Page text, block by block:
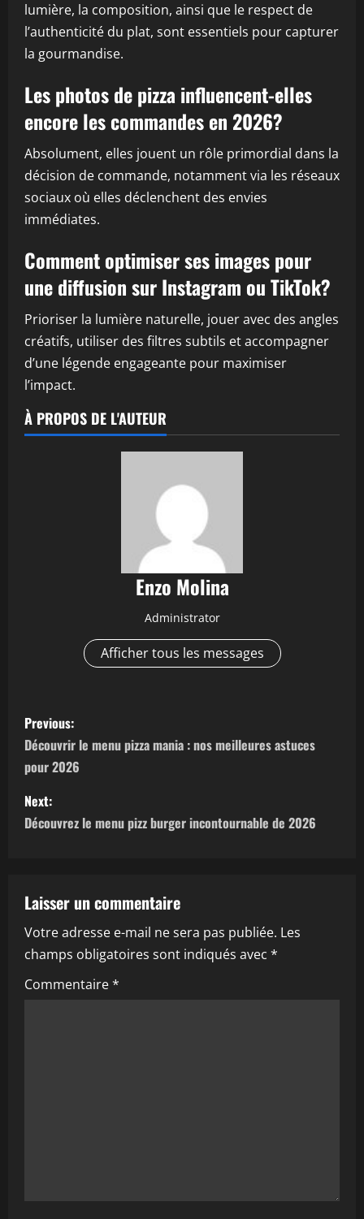
lumière, la composition, ainsi que le respect de
l’authenticité du plat, sont essentiels pour capturer
la gourmandise.
Les photos de pizza influencent-elles
encore les commandes en 2026?
Absolument, elles jouent un rôle primordial dans la
décision de commande, notamment via les réseaux
sociaux où elles déclenchent des envies
immédiates.
Comment optimiser ses images pour
une diffusion sur Instagram ou TikTok?
Prioriser la lumière naturelle, jouer avec des angles
créatifs, utiliser des filtres subtils et accompagner
d’une légende engageante pour maximiser
l’impact.
À PROPOS DE L'AUTEUR
Enzo Molina
Administrator
Afficher tous les messages
P
o
s
t
a
v
i
g
Previous:
Découvrir le menu pizza mania : nos meilleures astuces
pour 2026
Next:
Découvrez le menu pizz burger incontournable de 2026
Laisser un commentaire
Votre adresse e-mail ne sera pas publiée. Les
champs obligatoires sont indiqués avec *
Commentaire*